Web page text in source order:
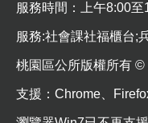
導
市
政
信
服務時間：上午8:00
服務:社會課社福櫃台;
桃園區公所版權所有
支援：Chrome、